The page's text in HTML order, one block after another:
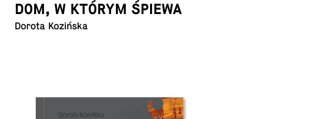
DOM, W KTÓRYM ŚPIEWA
Dorota Kozińska